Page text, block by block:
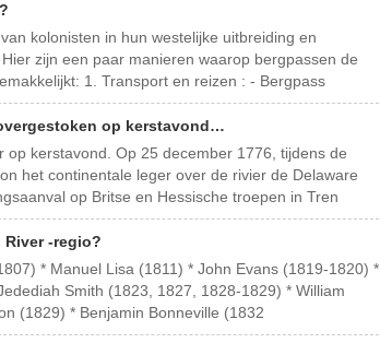
kolonisten in hun westelijke uitbreiding en
zijn een paar manieren waarop bergpassen de
1. Transport en reizen : - Bergpass
op kerstavond…
kerstavond. Op 25 december 1776, tijdens de
het continentale leger over de rivier de Delaware
op Britse en Hessische troepen in Tren
River -regio?
* Manuel Lisa (1811) * John Evans (1819-1820) *
Smith (1823, 1827, 1828-1829) * William
(1829) * Benjamin Bonneville (1832